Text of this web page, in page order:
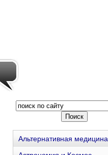
Альтернативная медицина